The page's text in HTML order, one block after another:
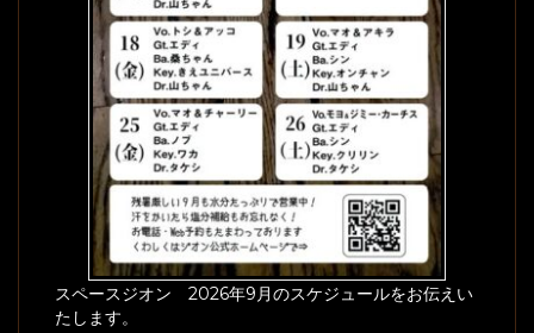
スペースジオン 2026年9月のスケジュールをお伝えい
たします。